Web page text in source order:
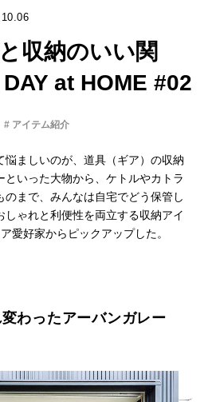
ライフレー
つ
いて も
会社概
要
企業の
バシー
ポリシ
収納のいい関
at HOME #02
# アイテム紹介
悩ましいのが、道具（ギア）の収納
といった大物から、ケトルやカトラ
のまで、みんなは自宅でどう保管し
ゃれと利便性を両立する収納アイ
愛好家からピックアップした。
わったアーバンガレー